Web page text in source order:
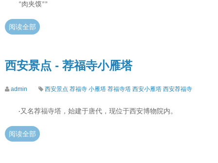
“肉夹馍””
阅读全部
西安景点 - 荐福寺小雁塔
admin 西安景点 荐福寺 小雁塔 荐福寺塔 西安小雁塔 西安荐福寺
· 又名荐福寺塔，始建于唐代，现位于西安博物院内。
阅读全部